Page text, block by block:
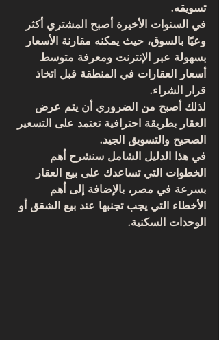
تسويقه.
في السنوات الأخيرة أصبح المشتري أكثر
وعيًا بالسوق، حيث يمكنه مقارنة الأسعار
بسهولة عبر الإنترنت ومعرفة متوسط
أسعار العقارات في المنطقة قبل اتخاذ
قرار الشراء.
لذلك أصبح من الضروري أن يتم عرض
العقار بطريقة احترافية تعتمد على التسعير
الصحيح والتسويق الجيد.
في هذا الدليل الشامل سنشرح أهم
الخطوات التي تساعدك على بيع العقار
بسرعة في مصر، بالإضافة إلى أهم
الأخطاء التي يجب تجنبها عند بيع الشقق أو
الوحدات السكنية.